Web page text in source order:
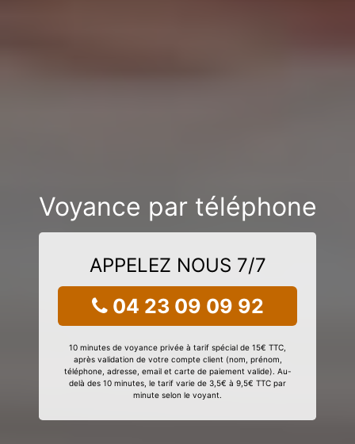
Voyance par téléphone
APPELEZ NOUS 7/7
04 23 09 09 92
10 minutes de voyance privée à tarif spécial de 15€ TTC,
après validation de votre compte client (nom, prénom,
téléphone, adresse, email et carte de paiement valide). Au-
delà des 10 minutes, le tarif varie de 3,5€ à 9,5€ TTC par
minute selon le voyant.